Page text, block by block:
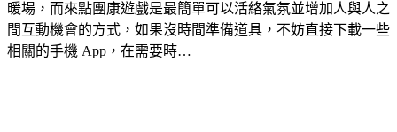
暖場，而來點團康遊戲是最簡單可以活絡氣氛並增加人與人之
間互動機會的方式，如果沒時間準備道具，不妨直接下載一些
相關的手機 App，在需要時…